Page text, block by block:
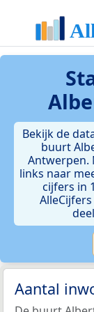
Bekijk de
buurt
Antwerpen.
links naar
cijfers in
Aantal